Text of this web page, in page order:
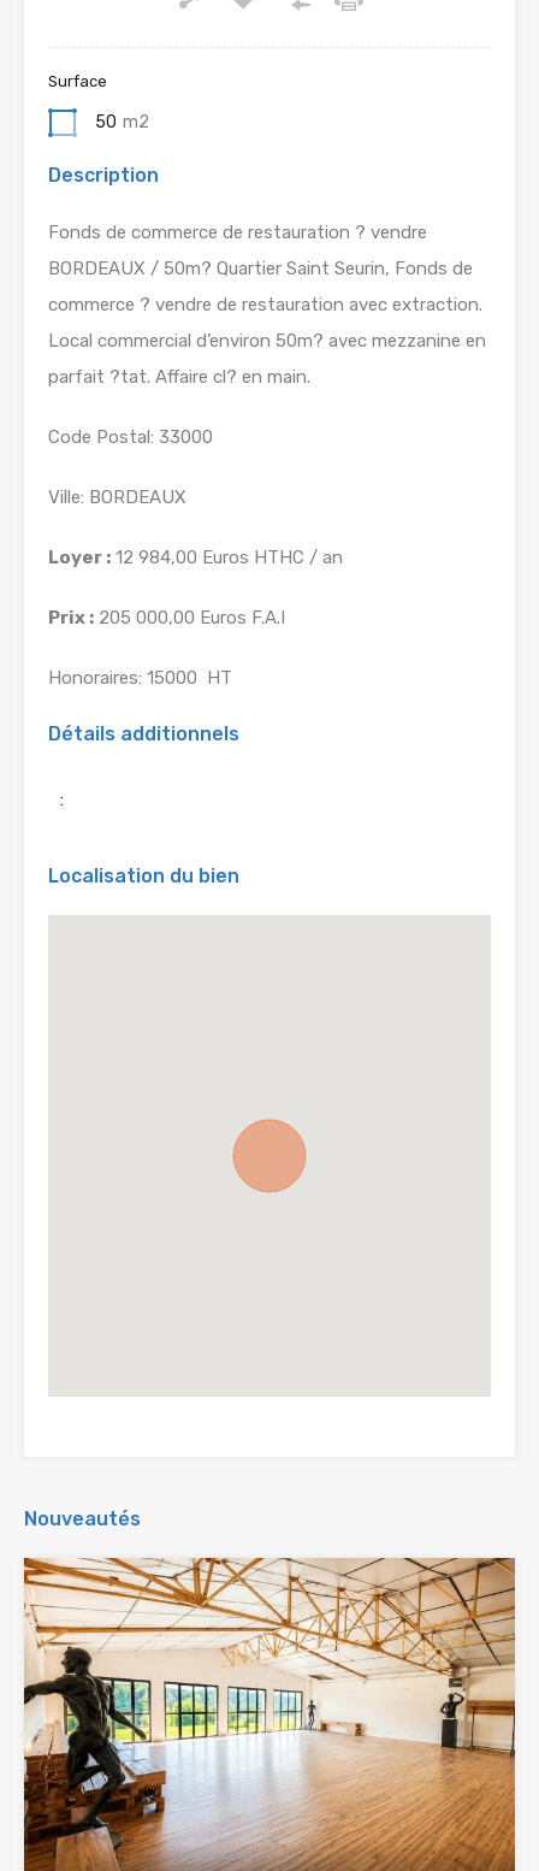
Surface
50 m2
Description
Fonds de commerce de restauration ? vendre
BORDEAUX / 50m? Quartier Saint Seurin, Fonds de
commerce ? vendre de restauration avec extraction.
Local commercial d’environ 50m? avec mezzanine en
parfait ?tat. Affaire cl? en main.
Code Postal: 33000
Ville: BORDEAUX
Loyer : 12 984,00 Euros HTHC / an
Prix : 205 000,00 Euros F.A.I
Honoraires: 15000  HT
Détails additionnels
:
Localisation du bien
Nouveautés